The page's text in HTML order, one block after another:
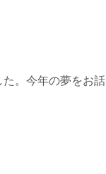
。今年の夢をお話